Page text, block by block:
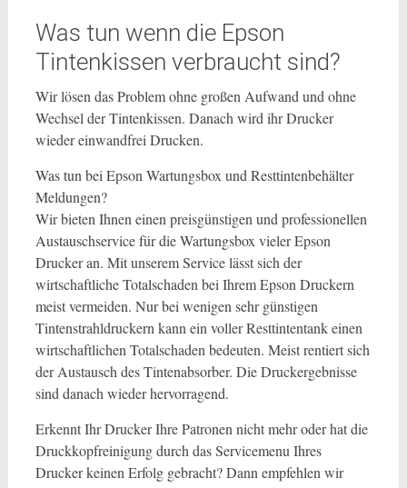
Was tun wenn die Epson
Tintenkissen verbraucht sind?
Wir lösen das Problem ohne großen Aufwand und ohne
Wechsel der Tintenkissen. Danach wird ihr Drucker
wieder einwandfrei Drucken.
Was tun bei Epson Wartungsbox und Resttintenbehälter
Meldungen?
Wir bieten Ihnen einen preisgünstigen und professionellen
Austauschservice für die Wartungsbox vieler Epson
Drucker an. Mit unserem Service lässt sich der
wirtschaftliche Totalschaden bei Ihrem Epson Druckern
meist vermeiden. Nur bei wenigen sehr günstigen
Tintenstrahldruckern kann ein voller Resttintentank einen
wirtschaftlichen Totalschaden bedeuten. Meist rentiert sich
der Austausch des Tintenabsorber. Die Druckergebnisse
sind danach wieder hervorragend.
Erkennt Ihr Drucker Ihre Patronen nicht mehr oder hat die
Druckkopfreinigung durch das Servicemenu Ihres
Drucker keinen Erfolg gebracht? Dann empfehlen wir